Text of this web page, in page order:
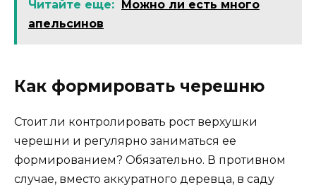
Читайте еще: Можно ли есть много
апельсинов
Как формировать черешню
Стоит ли контролировать рост верхушки
черешни и регулярно заниматься ее
формированием? Обязательно. В противном
случае, вместо аккуратного деревца, в саду